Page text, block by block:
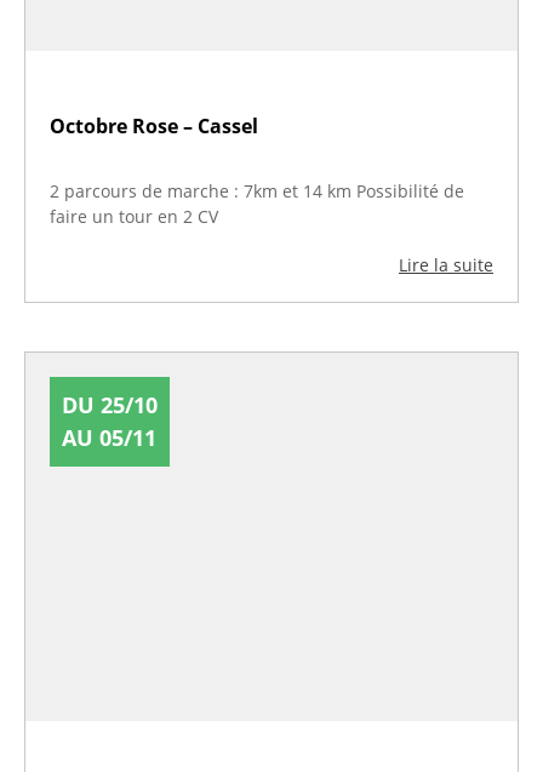
Octobre Rose – Cassel
2 parcours de marche : 7km et 14 km Possibilité de
faire un tour en 2 CV
Lire la suite
DU 25/10
AU 05/11